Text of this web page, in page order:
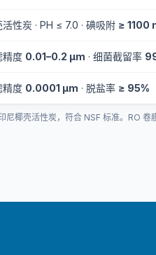
性炭 · PH ≤ 7.0 · 碘吸附 ≥ 1100
精度 0.01–0.2 μm · 细菌截留率
精度 0.0001 μm · 脱盐率 ≥ 95%
尼椰壳活性炭，符合 NSF 标准。RO 卷